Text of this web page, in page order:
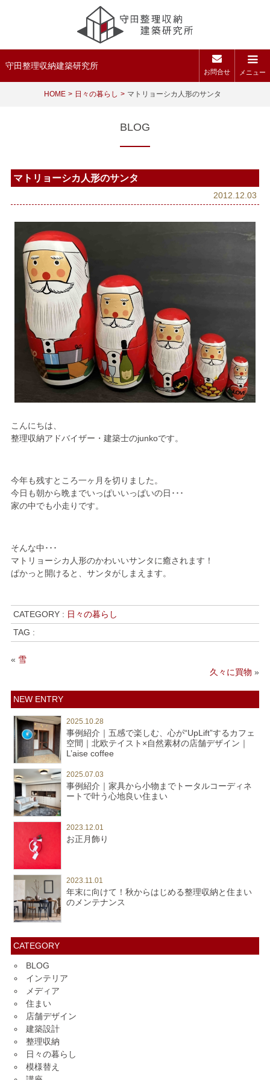
守田整理収納建築研究所
お問合せ メニュー
HOME 日々の暮らし マトリョーシカ人形のサンタ
BLOG
マトリョーシカ人形のサンタ
2012.12.03
こんにちは、
整理収納アドバイザー・建築士のjunkoです。
今年も残すところ一ヶ月を切りました。
今日も朝から晩までいっぱいいっぱいの日･･･
家の中でも小走りです。
そんな中･･･
マトリョーシカ人形のかわいいサンタに癒されます！
ぱかっと開けると、サンタがしまえます。
CATEGORY : 日々の暮らし
TAG :
« 雪
久々に買物 »
NEW ENTRY
2025.10.28
事例紹介｜五感で楽しむ、心が“UpLift”するカフェ
空間｜北欧テイスト×自然素材の店舗デザイン｜
L’aise coffee
2025.07.03
事例紹介｜家具から小物までトータルコーディネ
ートで叶う心地良い住まい
2023.12.01
お正月飾り
2023.11.01
年末に向けて！秋からはじめる整理収納と住まい
のメンテナンス
CATEGORY
BLOG
インテリア
メディア
住まい
店舗デザイン
建築設計
整理収納
日々の暮らし
模様替え